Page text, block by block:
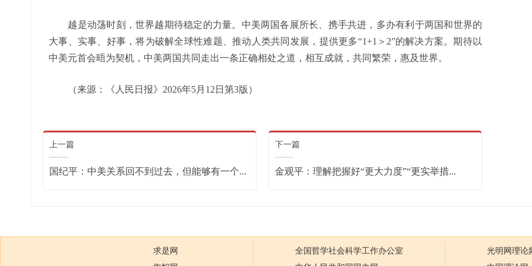
越是动荡时刻，世界越期待稳定的力量。中美两国各展所长、携手共进，多办有利于两国和世界的
大事、实事、好事，将为破解全球性难题、推动人类共同发展，提供更多“1+1＞2”的解决方案。期待以
中美元首会晤为契机，中美两国共同走出一条正确相处之道，相互成就，共同繁荣，惠及世界。
（来源：《人民日报》2026年5月12日第3版）
上一篇
国纪平：中美关系回不到过去，但能够有一个...
下一篇
金观平：理解把握好“更大力度”“更实举措...
求是网
全国哲学社会科学工作办公室
光明网理论